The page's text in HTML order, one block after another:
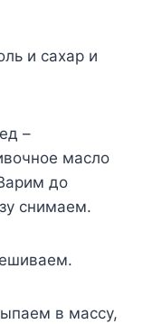
и сахар и
–
маслο
дο
снимаем.
в массу,